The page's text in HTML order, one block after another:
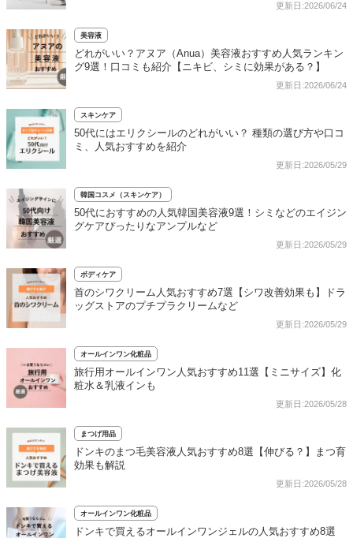
更新日:2026/06/24
美容液
どれがいい？アヌア（Anua）美容液おすすめ人気ランキン
グ9選！口コミも紹介【ニキビ、シミに効果がある？】
更新日:2026/06/24
スキンケア
50代にはエリクシールのどれがいい？ 種類の選び方や口コ
ミ、人気おすすめを紹介
更新日:2026/05/29
韓国コスメ（スキンケア）
50代におすすめの人気韓国美容液9選！シミなどのエイジン
グケアぴったりなアンプルなど
更新日:2026/05/29
ボディケア
首のシワクリーム人気おすすめ7選【シワ改善効果も】ドラ
ッグストアのプチプラクリームなど
更新日:2026/05/29
オールインワン化粧品
旅行用オールインワン人気おすすめ11選【ミニサイズ】化
粧水＆乳液インも
更新日:2026/05/28
まつげ用品
ドンキのまつ毛美容液人気おすすめ8選【伸びる？】まつ育
効果も解説
更新日:2026/05/28
オールインワン化粧品
ドンキで買えるオールインワンジェルの人気おすすめ8選